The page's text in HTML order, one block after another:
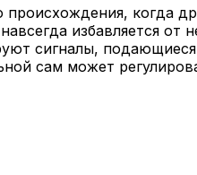
происхождения, когда
избавляется
сигналы,
сам может